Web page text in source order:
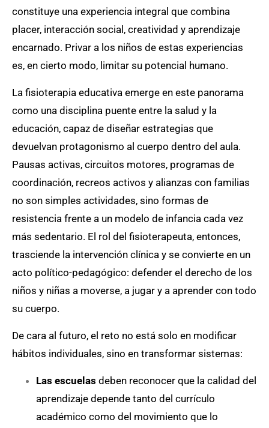
constituye una experiencia integral que combina
placer, interacción social, creatividad y aprendizaje
encarnado. Privar a los niños de estas experiencias
es, en cierto modo, limitar su potencial humano.
La fisioterapia educativa emerge en este panorama
como una disciplina puente entre la salud y la
educación, capaz de diseñar estrategias que
devuelvan protagonismo al cuerpo dentro del aula.
Pausas activas, circuitos motores, programas de
coordinación, recreos activos y alianzas con familias
no son simples actividades, sino formas de
resistencia frente a un modelo de infancia cada vez
más sedentario. El rol del fisioterapeuta, entonces,
trasciende la intervención clínica y se convierte en un
acto político-pedagógico: defender el derecho de los
niños y niñas a moverse, a jugar y a aprender con todo
su cuerpo.
De cara al futuro, el reto no está solo en modificar
hábitos individuales, sino en transformar sistemas:
Las escuelas deben reconocer que la calidad del
aprendizaje depende tanto del currículo
académico como del movimiento que lo